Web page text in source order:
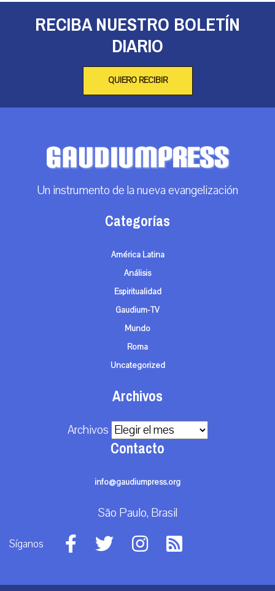
RECIBA NUESTRO BOLETÍN
DIARIO
QUIERO RECIBIR
Un instrumento de la nueva evangelización
Categorías
América Latina
Análisis
Espiritualidad
Gaudium-TV
Mundo
Roma
Uncategorized
Archivos
Archivos
Contacto
info@gaudiumpress.org
São Paulo, Brasil
Síganos